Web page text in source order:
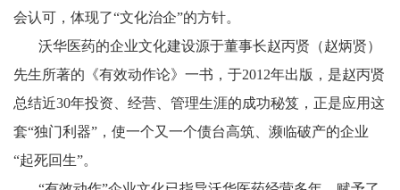
会认可，体现了“文化治企”的方针。
沃华医药的企业文化建设源于董事长赵丙贤（赵炳贤）
先生所著的《有效动作论》一书，于2012年出版，是赵丙贤
总结近30年投资、经营、管理生涯的成功秘笈，正是应用这
套“独门利器”，使一个又一个债台高筑、濒临破产的企业
“起死回生”。